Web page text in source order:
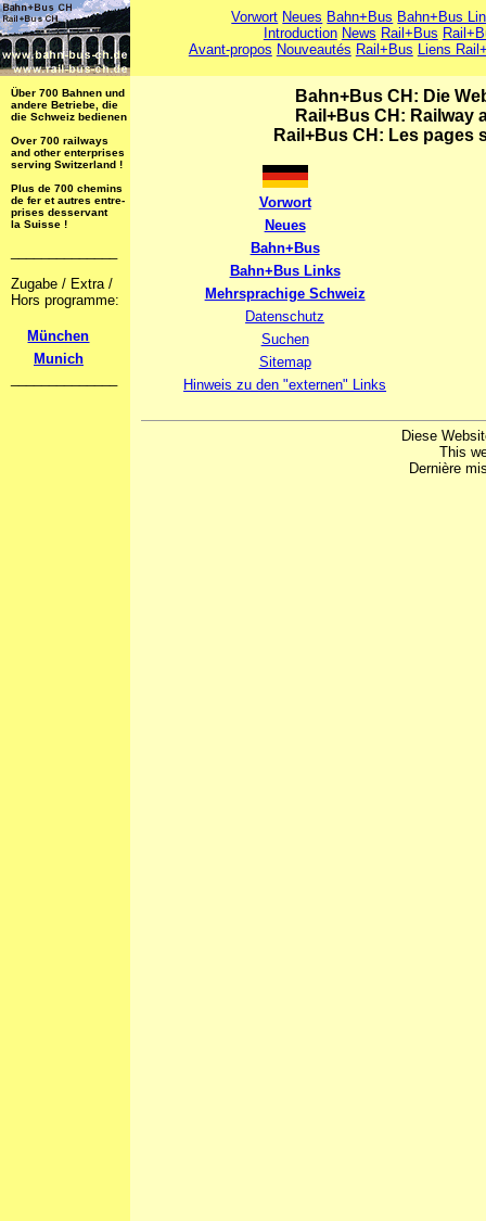
Vorwort Neues Bahn+Bus Bahn+Bus
Introduction News Rail+Bus
Avant-propos Nouveautés Rail+Bus Liens
Über 700 Bahnen und
andere Betriebe, die
die Schweiz bedienen !
Over 700 railways
and other enterprises
serving Switzerland !
Plus de 700 chemins
de fer et autres entre-
prises desservant
la Suisse !
Zugabe / Extra /
Hors programme:
München
Munich
Bahn+Bus CH: Die
Rail+Bus CH: Railway
Rail+Bus CH: Les pages
Vorwort
Neues
Bahn+Bus
Bahn+Bus Links
Mehrsprachige Schweiz
Datenschutz
Suchen
Sitemap
Hinweis zu den "externen" Links
Diese
This
Dernière